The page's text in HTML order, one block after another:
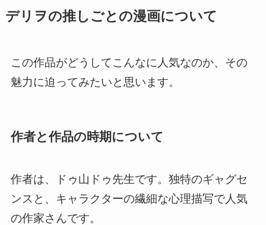
デリヲの推しごとの漫画について
この作品がどうしてこんなに人気なのか、その
魅力に迫ってみたいと思います。
作者と作品の時期について
作者は、ドゥ山ドゥ先生です。独特のギャグセ
ンスと、キャラクターの繊細な心理描写で人気
の作家さんです。